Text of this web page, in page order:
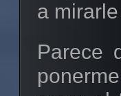
Las
a
Parece